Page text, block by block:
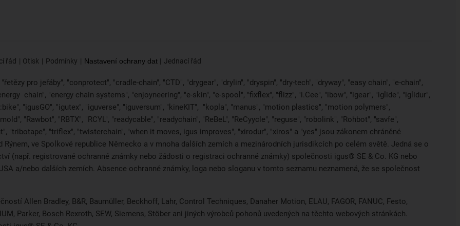
řád Otisk Podmínky Nastavení ochrany dat Jednací řád
pro jeřáby", "conprotect", "cradle-chain", "CTD", "drygear", "drylin", "dryspin", "dry-tech", "dryway", "easy chain", "e-chain",
chain", "energy chain systems", "enjoyneering", "e-skin", "e-spool", "fixflex", "flizz", "i.Cee", "ibow", "igear", "iglide", "iglidur",
"igusGO", "igutex", "iguverse", "iguversum", "kineKIT", "kopla", "manus", "motion plastics", "motion polymers",
"Rawbot", "RBTX", "RCYL", "readycable", "readychain", "ReBeL", "ReCyycle", "reguse", "robolink", "Rohbot", "savfe",
"tribotape", "triflex", "twisterchain", "when it moves, igus improves", "xirodur", "xiros" a "yes" jsou zákonem chráněné
ve Spolkové republice Německo a v mnoha dalších zemích a mezinárodních jurisdikcích po celém světě. Jedná se o
(např. registrované ochranné známky nebo žádosti o registraci ochranné známky) společnosti igus® SE & Co. KG nebo
a/nebo dalších zemích. Absence ochranné známky, loga nebo sloganu v tomto seznamu neznamená, že se společnost
Allen Bradley, B&R, Baumüller, Beckhoff, Lahr, Control Techniques, Danaher Motion, ELAU, FAGOR, FANUC, Festo,
Parker, Bosch Rexroth, SEW, Siemens, Stöber ani jiných výrobců pohonů uvedených na těchto webových stránkách.